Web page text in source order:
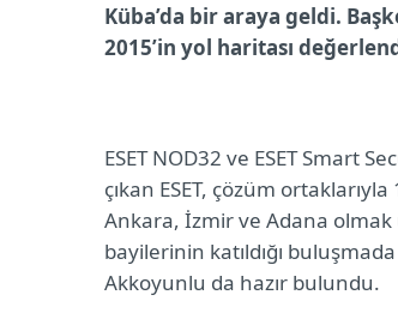
Küba’da bir araya geldi.
2015’in yol haritası
ESET NOD32 ve ESET Smart
çıkan ESET, çözüm
Ankara, İzmir ve Adana olmak
bayilerinin katıldığı
Akkoyunlu da hazır bulundu.